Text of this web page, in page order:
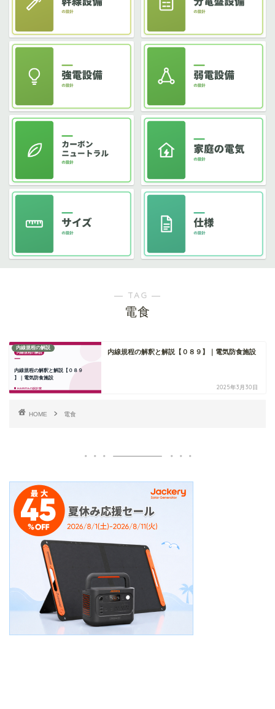
― TAG ―
電食
内線規程の解説
内線規程の解釈と解説【０８９】｜電気防食施設
2025年3月30日
HOME 電食